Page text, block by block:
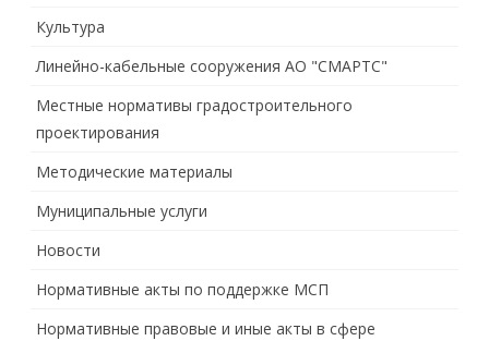
Культура
Линейно-кабельные сооружения АО "СМАРТС"
Местные нормативы градостроительного
проектирования
Методические материалы
Муниципальные услуги
Новости
Нормативные акты по поддержке МСП
Нормативные правовые и иные акты в сфере